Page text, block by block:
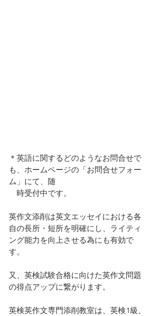
＊英語に関するどのようなお問合せで
も、ホームページの「お問合せフォー
ム」にて、随
時受付中です。
英作文添削は英文エッセイにおける各
自の長所・短所を明確にし、ライティ
ング能力を向上させる為にも有効で
す。
又、英検試験合格に向けた英作文問題
の得点アップに繋がります。
英検英作文専門添削教室は、英検1級、